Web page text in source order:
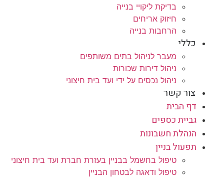
בדיקת ליקויי בנייה
חיזוק אריחים
הרחבות בנייה
כללי
מעבר לניהול בתים משותפים
ניהול דירות שכורות
ניהול נכסים על ידי ועד בית חיצוני
צור קשר
דף הבית
גביית כספים
הנהלת חשבונות
תפעול בניין
טיפול בחשמל בבניין בעזרת חברת ועד בית חיצוני
טיפול ודאגה לבטחון הבניין